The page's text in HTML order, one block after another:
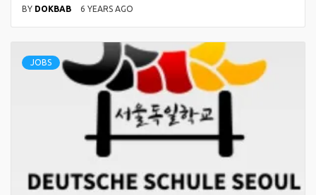
BY DOKBAB 6 YEARS AGO
JOBS